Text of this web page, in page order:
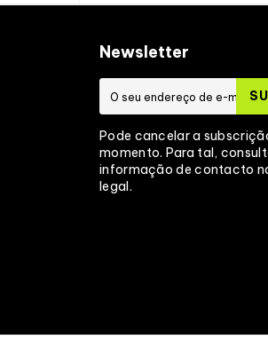
, frutossecose
Por 60g
882 (212)
8,1 g 13
Newsletter
Pode cancelar a
momento. Para tal,
informação de contacto
legal.